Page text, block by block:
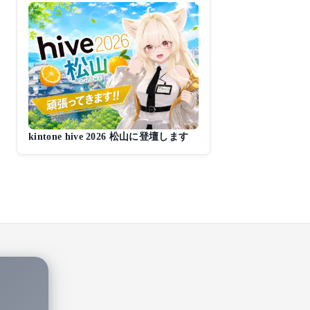
kintone hive 2026 松山に登壇します